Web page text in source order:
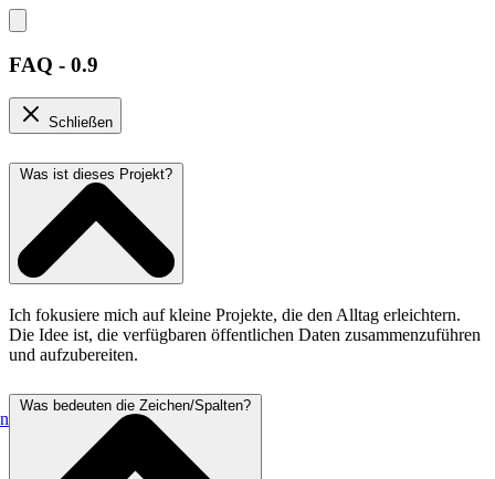
FAQ - 0.9
Schließen
Was ist dieses Projekt?
Ich fokusiere mich auf kleine Projekte, die den Alltag erleichtern.
Die Idee ist, die verfügbaren öffentlichen Daten zusammenzuführen
und aufzubereiten.
Was bedeuten die Zeichen/Spalten?